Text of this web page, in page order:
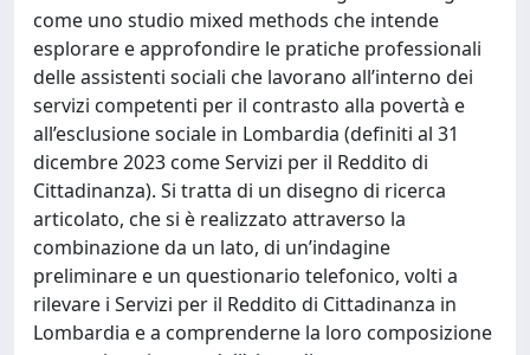
come uno studio mixed methods che intende
esplorare e approfondire le pratiche professionali
delle assistenti sociali che lavorano all’interno dei
servizi competenti per il contrasto alla povertà e
all’esclusione sociale in Lombardia (definiti al 31
dicembre 2023 come Servizi per il Reddito di
Cittadinanza). Si tratta di un disegno di ricerca
articolato, che si è realizzato attraverso la
combinazione da un lato, di un’indagine
preliminare e un questionario telefonico, volti a
rilevare i Servizi per il Reddito di Cittadinanza in
Lombardia e a comprenderne la loro composizione